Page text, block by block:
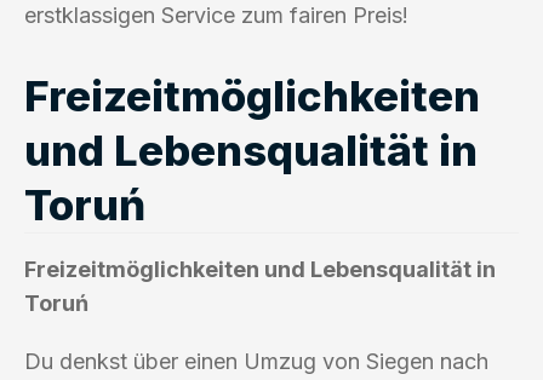
erstklassigen Service zum fairen Preis!
Freizeitmöglichkeiten
und Lebensqualität in
Toruń
Freizeitmöglichkeiten und Lebensqualität in
Toruń
Du denkst über einen Umzug von Siegen nach